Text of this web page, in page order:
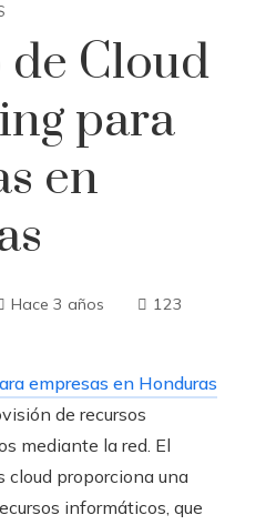
Cloud
para
en
Hace 3 años 123
empresas en Honduras
de recursos
mediante la red. El
cloud proporciona una
informáticos, que